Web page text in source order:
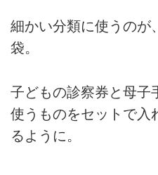
細かい分類に使うのが
袋。
子どもの診察券と母子
使うものをセットで入
るように。